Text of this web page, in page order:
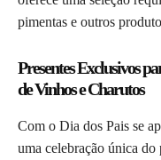
pimentas e outros
Presentes Exclusivos
de Vinhos e Charutos
Com o Dia dos Pais se
uma celebração única do